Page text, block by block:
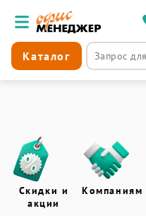
Каталог
Скидки и
акции
Компаниям